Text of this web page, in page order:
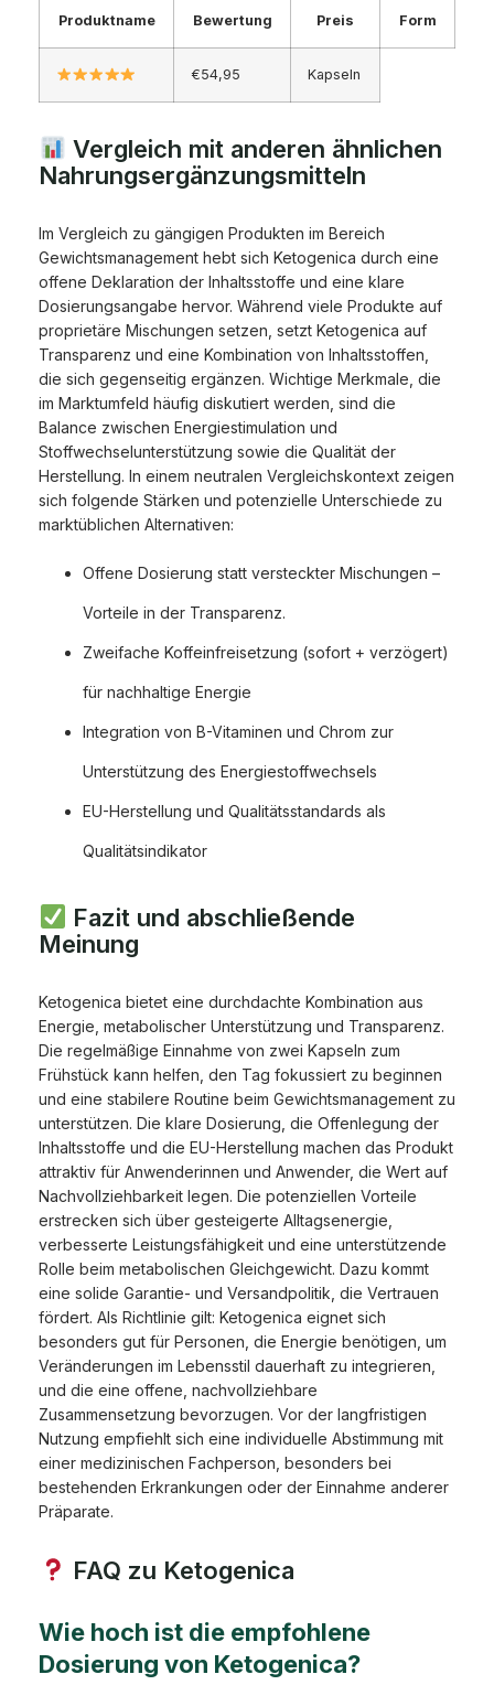
Produktname Bewertung Preis Form
€54,95 Kapseln
Vergleich mit anderen ähnlichen
Nahrungsergänzungsmitteln
Im Vergleich zu gängigen Produkten im Bereich
Gewichtsmanagement hebt sich Ketogenica durch eine
offene Deklaration der Inhaltsstoffe und eine klare
Dosierungsangabe hervor. Während viele Produkte auf
proprietäre Mischungen setzen, setzt Ketogenica auf
Transparenz und eine Kombination von Inhaltsstoffen,
die sich gegenseitig ergänzen. Wichtige Merkmale, die
im Marktumfeld häufig diskutiert werden, sind die
Balance zwischen Energiestimulation und
Stoffwechselunterstützung sowie die Qualität der
Herstellung. In einem neutralen Vergleichskontext zeigen
sich folgende Stärken und potenzielle Unterschiede zu
marktüblichen Alternativen:
Offene Dosierung statt versteckter Mischungen –
Vorteile in der Transparenz.
Zweifache Koffeinfreisetzung (sofort + verzögert)
für nachhaltige Energie
Integration von B-Vitaminen und Chrom zur
Unterstützung des Energiestoffwechsels
EU-Herstellung und Qualitätsstandards als
Qualitätsindikator
Fazit und abschließende
Meinung
Ketogenica bietet eine durchdachte Kombination aus
Energie, metabolischer Unterstützung und Transparenz.
Die regelmäßige Einnahme von zwei Kapseln zum
Frühstück kann helfen, den Tag fokussiert zu beginnen
und eine stabilere Routine beim Gewichtsmanagement zu
unterstützen. Die klare Dosierung, die Offenlegung der
Inhaltsstoffe und die EU-Herstellung machen das Produkt
attraktiv für Anwenderinnen und Anwender, die Wert auf
Nachvollziehbarkeit legen. Die potenziellen Vorteile
erstrecken sich über gesteigerte Alltagsenergie,
verbesserte Leistungsfähigkeit und eine unterstützende
Rolle beim metabolischen Gleichgewicht. Dazu kommt
eine solide Garantie- und Versandpolitik, die Vertrauen
fördert. Als Richtlinie gilt: Ketogenica eignet sich
besonders gut für Personen, die Energie benötigen, um
Veränderungen im Lebensstil dauerhaft zu integrieren,
und die eine offene, nachvollziehbare
Zusammensetzung bevorzugen. Vor der langfristigen
Nutzung empfiehlt sich eine individuelle Abstimmung mit
einer medizinischen Fachperson, besonders bei
bestehenden Erkrankungen oder der Einnahme anderer
Präparate.
FAQ zu Ketogenica
Wie hoch ist die empfohlene
Dosierung von Ketogenica?